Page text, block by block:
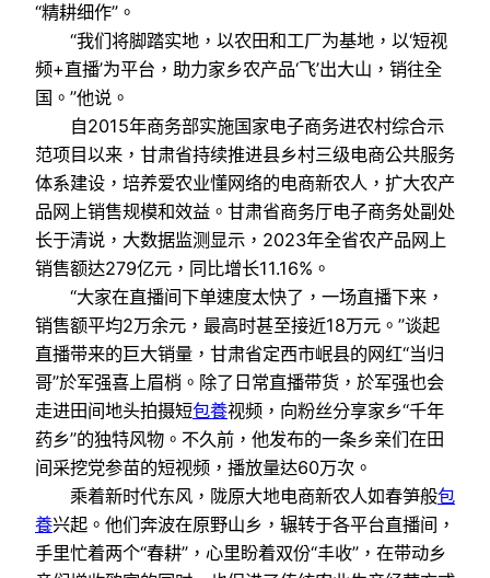
“精耕细作”。
“我们将脚踏实地，以农田和工厂为基地，以‘短视
频+直播’为平台，助力家乡农产品‘飞’出大山，销往全
国。”他说。
自2015年商务部实施国家电子商务进农村综合示
范项目以来，甘肃省持续推进县乡村三级电商公共服务
体系建设，培养爱农业懂网络的电商新农人，扩大农产
品网上销售规模和效益。甘肃省商务厅电子商务处副处
长于清说，大数据监测显示，2023年全省农产品网上
销售额达279亿元，同比增长11.16%。
“大家在直播间下单速度太快了，一场直播下来，
销售额平均2万余元，最高时甚至接近18万元。”谈起
直播带来的巨大销量，甘肃省定西市岷县的网红“当归
哥”於军强喜上眉梢。除了日常直播带货，於军强也会
走进田间地头拍摄短包養视频，向粉丝分享家乡“千年
药乡”的独特风物。不久前，他发布的一条乡亲们在田
间采挖党参苗的短视频，播放量达60万次。
乘着新时代东风，陇原大地电商新农人如春笋般包
養兴起。他们奔波在原野山乡，辗转于各平台直播间，
手里忙着两个“春耕”，心里盼着双份“丰收”，在带动乡